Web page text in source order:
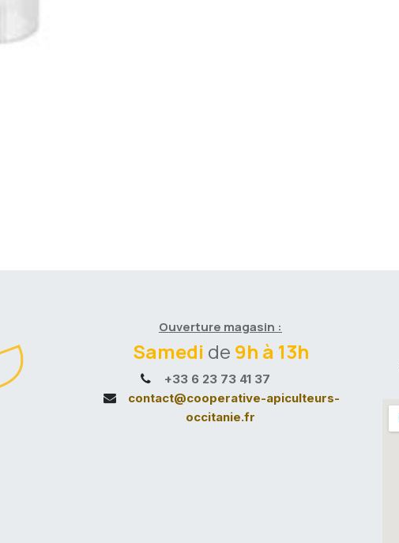
Ouverture magasin :
Samedi de 9h à 13h
+33 6 23 73 41 37
contact@cooperative-apiculteurs-
occitanie.fr